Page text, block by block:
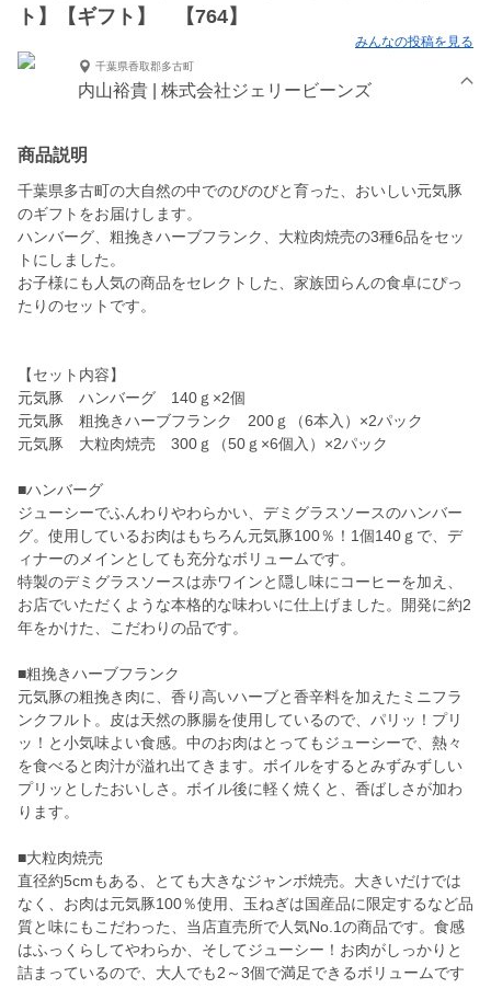
ト】【ギフト】 【764】
みんなの投稿を見る
千葉県香取郡多古町
内山裕貴 | 株式会社ジェリービーンズ
商品説明
千葉県多古町の大自然の中でのびのびと育った、おいしい元気豚
のギフトをお届けします。
ハンバーグ、粗挽きハーブフランク、大粒肉焼売の3種6品をセッ
トにしました。
お子様にも人気の商品をセレクトした、家族団らんの食卓にぴっ
たりのセットです。
【セット内容】
元気豚 ハンバーグ 140ｇ×2個
元気豚 粗挽きハーブフランク 200ｇ（6本入）×2パック
元気豚 大粒肉焼売 300ｇ（50ｇ×6個入）×2パック
■ハンバーグ
ジューシーでふんわりやわらかい、デミグラスソースのハンバー
グ。使用しているお肉はもちろん元気豚100％！1個140ｇで、デ
ィナーのメインとしても充分なボリュームです。
特製のデミグラスソースは赤ワインと隠し味にコーヒーを加え、
お店でいただくような本格的な味わいに仕上げました。開発に約2
年をかけた、こだわりの品です。
■粗挽きハーブフランク
元気豚の粗挽き肉に、香り高いハーブと香辛料を加えたミニフラ
ンクフルト。皮は天然の豚腸を使用しているので、パリッ！プリ
ッ！と小気味よい食感。中のお肉はとってもジューシーで、熱々
を食べると肉汁が溢れ出てきます。ボイルをするとみずみずしい
プリッとしたおいしさ。ボイル後に軽く焼くと、香ばしさが加わ
ります。
■大粒肉焼売
直径約5cmもある、とても大きなジャンボ焼売。大きいだけでは
なく、お肉は元気豚100％使用、玉ねぎは国産品に限定するなど品
質と味にもこだわった、当店直売所で人気No.1の商品です。食感
はふっくらしてやわらか、そしてジューシー！お肉がしっかりと
詰まっているので、大人でも2～3個で満足できるボリュームです